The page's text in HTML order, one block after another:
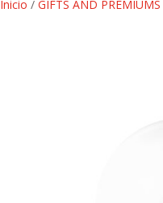
Inicio / GIFTS AND PREMIUMS